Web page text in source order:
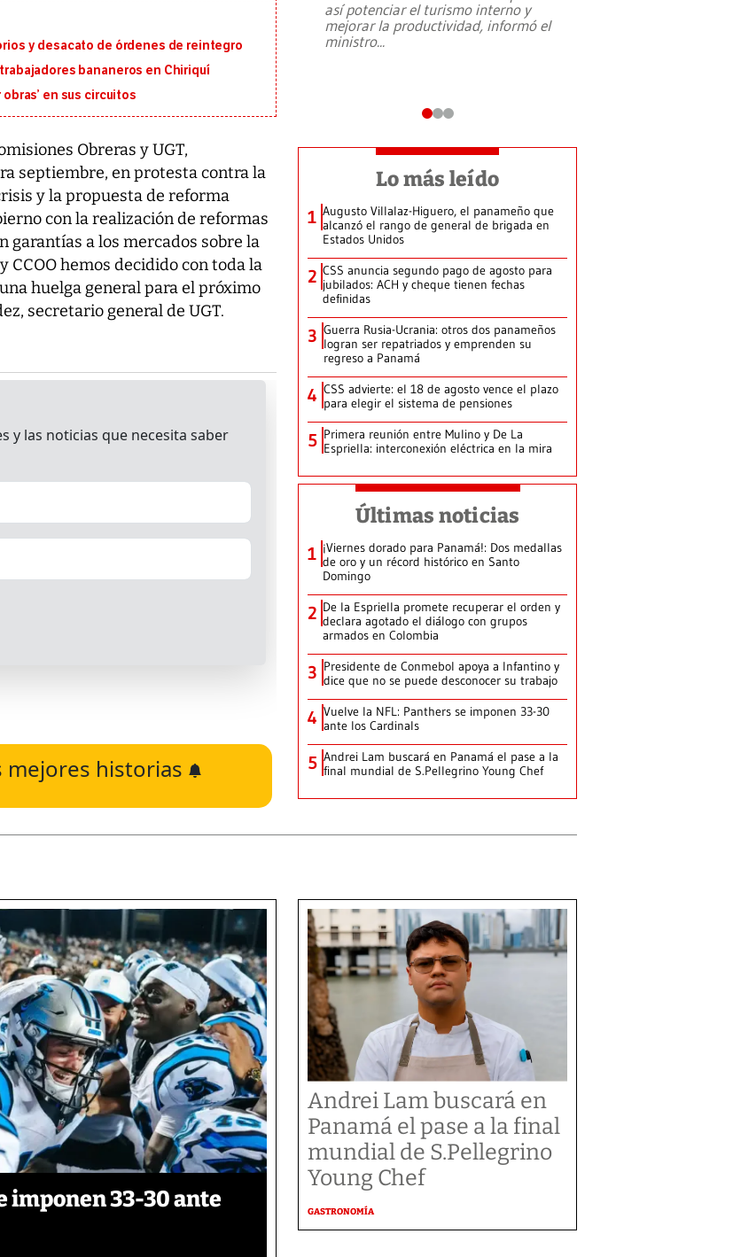
y desacato de órdenes de reintegro
bananeros en Chiriquí
en sus circuitos
Obreras y UGT,
septiembre, en protesta contra la
y la propuesta de reforma
con la realización de reformas
garantías a los mercados sobre la
CCOO hemos decidido con toda la
huelga general para el próximo
secretario general de UGT.
mejores historias
da Silva, oficializó este domingo su
candidatura...
así potenciar el turismo interno y
mejorar la productividad, informó el
ministro...
Lo más leído
1 Augusto Villalaz-Higuero, el panameño que
alcanzó el rango de general de brigada en
Estados Unidos
2 CSS anuncia segundo pago de agosto para
jubilados: ACH y cheque tienen fechas
definidas
3 Guerra Rusia-Ucrania: otros dos panameños
logran ser repatriados y emprenden su
regreso a Panamá
4 CSS advierte: el 18 de agosto vence el plazo
para elegir el sistema de pensiones
5 Primera reunión entre Mulino y De La
Espriella: interconexión eléctrica en la mira
Últimas noticias
1 ¡Viernes dorado para Panamá!: Dos medallas
de oro y un récord histórico en Santo
Domingo
2 De la Espriella promete recuperar el orden y
declara agotado el diálogo con grupos
armados en Colombia
3 Presidente de Conmebol apoya a Infantino y
dice que no se puede desconocer su trabajo
4 Vuelve la NFL: Panthers se imponen 33-30
ante los Cardinals
5 Andrei Lam buscará en Panamá el pase a la
final mundial de S.Pellegrino Young Chef
imponen 33-30 ante
Andrei Lam buscará en
Panamá el pase a la final
mundial de S.Pellegrino
Young Chef
GASTRONOMÍA